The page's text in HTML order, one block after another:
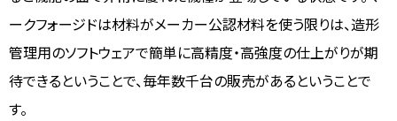
ークフォージドは材料がメーカー公認材料を使う限りは、造形
管理用のソフトウェアで簡単に高精度・高強度の仕上がりが期
待できるということで、毎年数千台の販売があるということで
す。